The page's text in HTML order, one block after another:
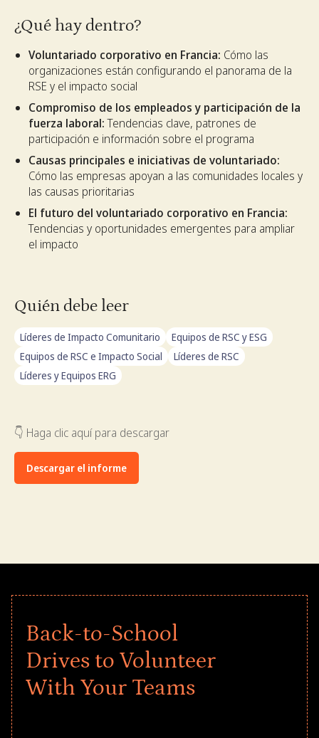
¿Qué hay dentro?
Voluntariado corporativo en Francia: Cómo las
organizaciones están configurando el panorama de la
RSE y el impacto social
Compromiso de los empleados y participación de la
fuerza laboral:Tendencias clave, patrones de
participación e información sobre el programa
Causas principales e iniciativas de voluntariado:
Cómo las empresas apoyan a las comunidades locales y
las causas prioritarias
El futuro del voluntariado corporativo en Francia:
Tendencias y oportunidades emergentes para ampliar
el impacto
Quién debe leer
Líderes de Impacto Comunitario
Equipos de RSC y ESG
Equipos de RSC e Impacto Social
Líderes de RSC
Líderes y Equipos ERG
👇 Haga clic aquí para descargar
Descargar el informe
Back-to-School
Drives to Volunteer
With Your Teams